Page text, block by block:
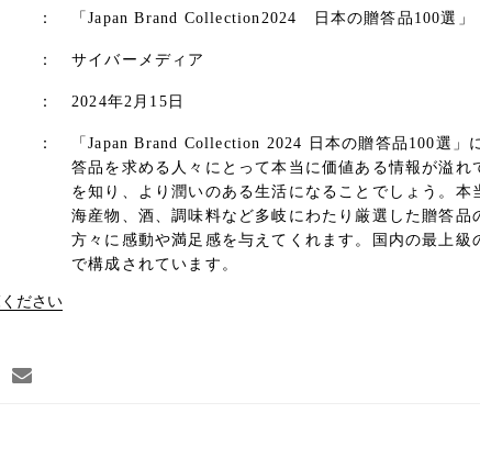
： 「Japan Brand Collection2024 日本の贈答品100選」
： サイバーメディア
： 2024年2月15日
：
「Japan Brand Collection 2024 日本の贈答品100選
答品を求める人々にとって本当に価値ある情報が溢れ
を知り、より潤いのある生活になることでしょう。本
海産物、酒、調味料など多岐にわたり厳選した贈答品
方々に感動や満足感を与えてくれます。国内の最上
で構成されています。
ださい